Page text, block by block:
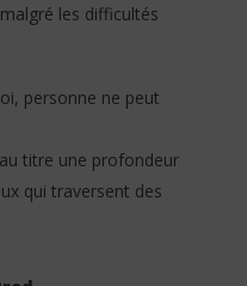
les difficultés
personne ne peut
titre une profondeur
qui traversent des